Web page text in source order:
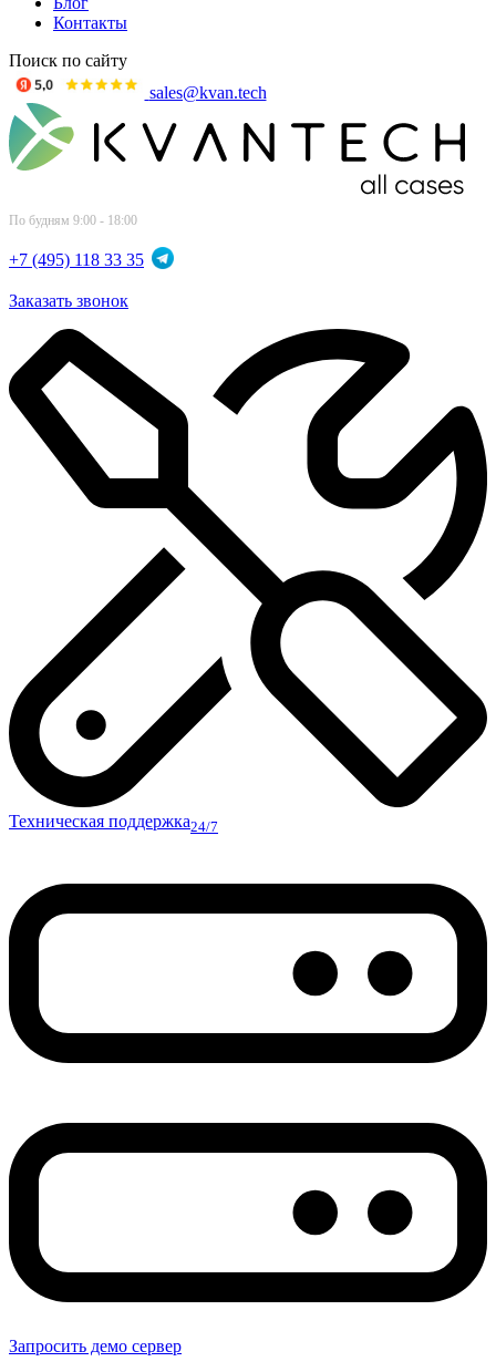
Контакты
Поиск по сайту
sales@kvan.tech
По будням 9:00 - 18:00
+7 (495) 118 33 35
Заказать звонок
Техническая поддержка24/7
Запросить демо сервер